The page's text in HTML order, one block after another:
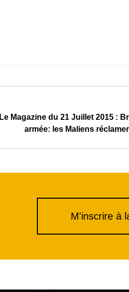
Le Magazine du 21 Juillet 2015 :
armée: les Maliens
M'inscrire à